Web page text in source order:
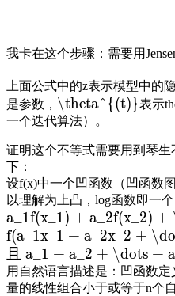
我卡在这个步骤：需要用
上面公式中的z表示模型中的
是参数， \theta^{(t)}表示
一个迭代算法）。
证明这个不等式需要用到琴
下：
设f(x)中一个凹函数（凹函数
以理解为上凸，log函数即一
a_1f(x_1) + a_2f(x_2)
f(a_1x_1 + a_2x_2 +
且 a_1 + a_2 + \dots +
用自然语言描述是：凹函数
量的线性组合小于或等于n个